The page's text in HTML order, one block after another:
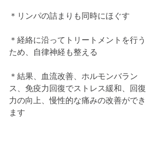
＊リンパの詰まりも同時にほぐす
＊経絡に沿ってトリートメントを行う
ため、自律神経も整える
＊結果、血流改善、ホルモンバラン
ス、免疫力回復でストレス緩和、回復
力の向上、慢性的な痛みの改善ができ
ます